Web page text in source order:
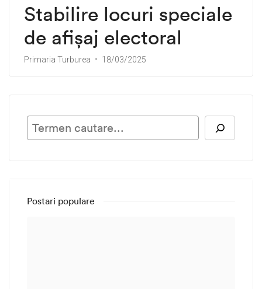
Stabilire locuri speciale
de afișaj electoral
Primaria Turburea 18/03/2025
Postari populare